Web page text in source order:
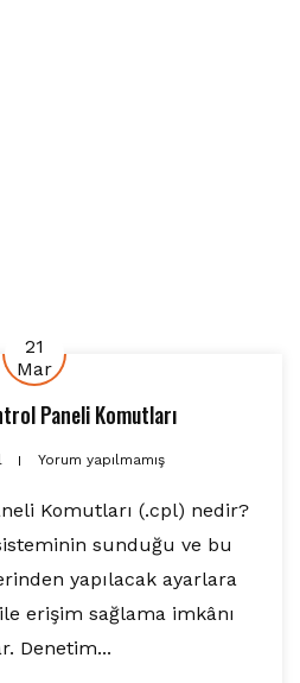
21
Mar
Paneli Komutları
Yorum yapılmamış
Komutları (.cpl) nedir?
sunduğu ve bu
yapılacak ayarlara
erişim sağlama imkânı
Denetim...